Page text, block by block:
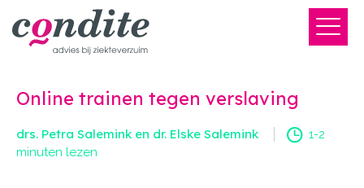
Online trainen tegen verslaving
drs. Petra Salemink en dr. Elske Salemink
1-2
minuten lezen